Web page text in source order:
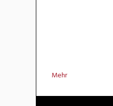
Mehr